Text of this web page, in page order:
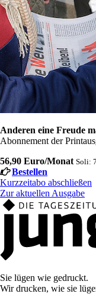
Anderen eine Freude
Abonnement der
56,90 Euro/Monat Soli:
Bestellen
Kurzzeitabo abschließen
Zur aktuellen Ausgabe
Sie lügen wie gedruckt.
Wir drucken, wie sie